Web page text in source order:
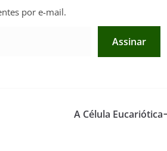
por e-mail.
Assinar
A Célula Eucariótica